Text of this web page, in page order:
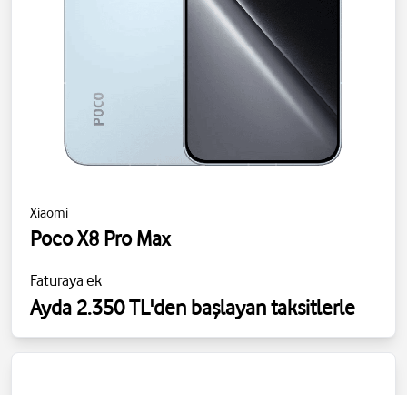
Xiaomi
Poco X8 Pro Max
Faturaya ek
Ayda 2.350 TL'den başlayan taksitlerle